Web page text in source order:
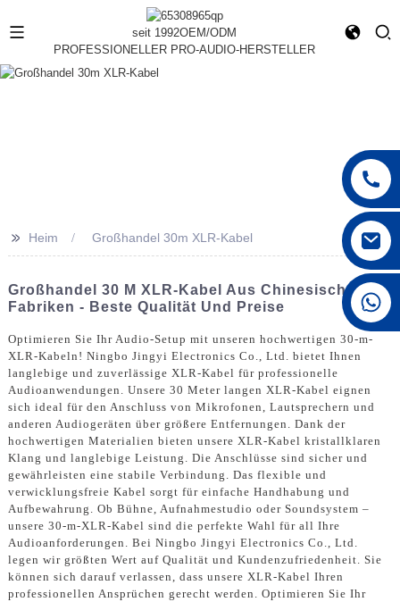
seit 1992OEM/ODM
PROFESSIONELLER PRO-AUDIO-HERSTELLER
+86 15168592711
>> Heim Großhandel 30m XLR-Kabel
Großhandel 30 M XLR-Kabel Aus Chinesischen
Fabriken - Beste Qualität Und Preise
Optimieren Sie Ihr Audio-Setup mit unseren hochwertigen 30-m-
XLR-Kabeln! Ningbo Jingyi Electronics Co., Ltd. bietet Ihnen
langlebige und zuverlässige XLR-Kabel für professionelle
Audioanwendungen. Unsere 30 Meter langen XLR-Kabel eignen
sich ideal für den Anschluss von Mikrofonen, Lautsprechern und
anderen Audiogeräten über größere Entfernungen. Dank der
hochwertigen Materialien bieten unsere XLR-Kabel kristallklaren
Klang und langlebige Leistung. Die Anschlüsse sind sicher und
gewährleisten eine stabile Verbindung. Das flexible und
verwicklungsfreie Kabel sorgt für einfache Handhabung und
Aufbewahrung. Ob Bühne, Aufnahmestudio oder Soundsystem –
unsere 30-m-XLR-Kabel sind die perfekte Wahl für all Ihre
Audioanforderungen. Bei Ningbo Jingyi Electronics Co., Ltd.
legen wir größten Wert auf Qualität und Kundenzufriedenheit. Sie
können sich darauf verlassen, dass unsere XLR-Kabel Ihren
professionellen Ansprüchen gerecht werden. Optimieren Sie Ihr